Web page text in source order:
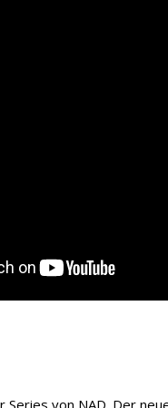
von NAD. Der